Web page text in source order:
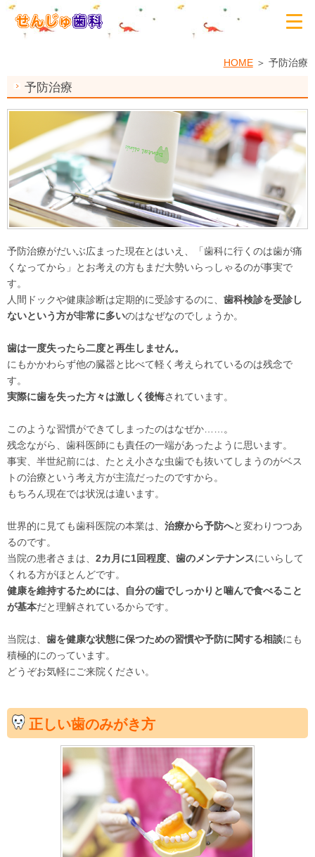
HOME 予防治療
予防治療
予防治療がだいぶ広まった現在とはいえ、「歯科に行くのは歯が痛
くなってから」とお考えの方もまだ大勢いらっしゃるのが事実で
す。
人間ドックや健康診断は定期的に受診するのに、 歯科検診を受診し
ないという方が非常に多いのはなぜなのでしょうか。
歯は一度失ったら二度と再生しません。
にもかかわらず他の臓器と比べて軽く考えられているのは残念で
す。
実際に歯を失った方々は激しく後悔されています。
このような習慣ができてしまったのはなぜか……。
残念ながら、歯科医師にも責任の一端があったように思います。
事実、半世紀前には、たとえ小さな虫歯でも抜いてしまうのがベス
トの治療という考え方が主流だったのですから。
もちろん現在では状況は違います。
世界的に見ても歯科医院の本業は、 治療から予防へと変わりつつあ
るのです。
当院の患者さまは、 2カ月に1回程度、歯のメンテナンスにいらして
くれる方がほとんどです。
健康を維持するためには、自分の歯でしっかりと噛んで食べること
が基本だと理解されているからです。
当院は、 歯を健康な状態に保つための習慣や予防に関する相談にも
積極的にのっています。
どうぞお気軽にご来院ください。
正しい歯のみがき方